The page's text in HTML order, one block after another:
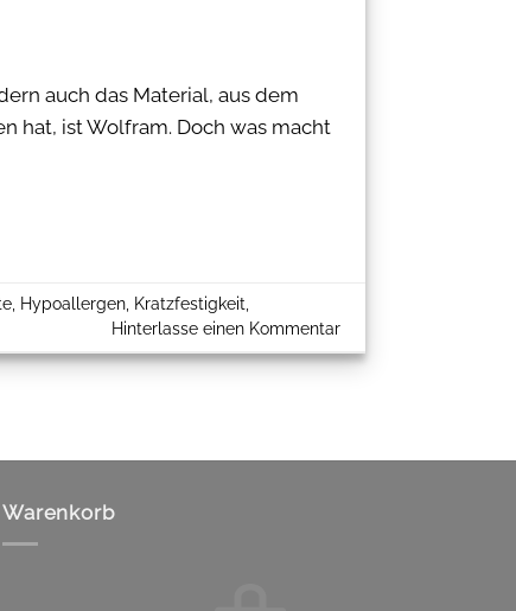
auch das Material, aus dem
hat, ist Wolfram. Doch was macht
, Hypoallergen, Kratzfestigkeit
Hinterlasse einen Kommentar
Warenkorb